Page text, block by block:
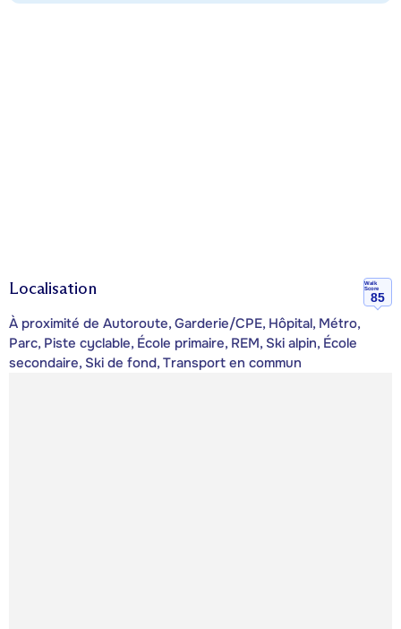
Localisation
Walk
Score
85
À proximité de Autoroute, Garderie/CPE, Hôpital, Métro,
Parc, Piste cyclable, École primaire, REM, Ski alpin, École
secondaire, Ski de fond, Transport en commun